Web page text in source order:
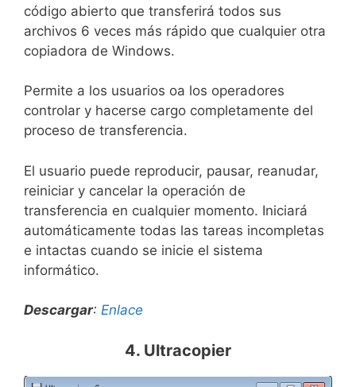
código abierto que transferirá todos sus
archivos 6 veces más rápido que cualquier otra
copiadora de Windows.
Permite a los usuarios oa los operadores
controlar y hacerse cargo completamente del
proceso de transferencia.
El usuario puede reproducir, pausar, reanudar,
reiniciar y cancelar la operación de
transferencia en cualquier momento. Iniciará
automáticamente todas las tareas incompletas
e intactas cuando se inicie el sistema
informático.
Descargar: Enlace
4. Ultracopier